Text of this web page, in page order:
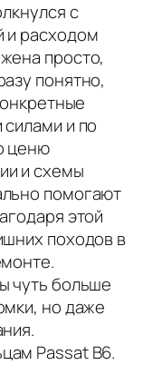
с
и расходом
просто,
понятно,
и по
ценю
и схемы
помогают
этой
походов в
чуть больше
но даже
Passat B6.